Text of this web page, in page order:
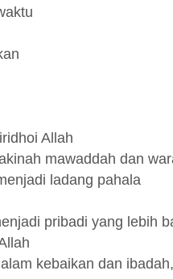
Allah
mawaddah dan
ladang pahala
pribadi yang lebih
kebaikan dan